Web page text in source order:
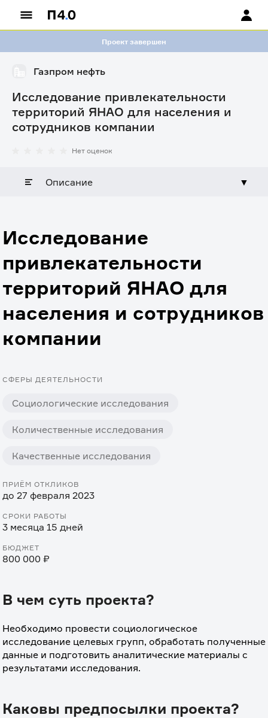
Проект завершен
Газпром нефть
Исследование привлекательности
территорий ЯНАО для населения и
сотрудников компании
Нет оценок
Описание ▼
Исследование
привлекательности
территорий ЯНАО для
населения и сотрудников
компании
СФЕРЫ ДЕЯТЕЛЬНОСТИ
Социологические исследования
Количественные исследования
Качественные исследования
ПРИЁМ ОТКЛИКОВ
до 27 февраля 2023
СРОКИ РАБОТЫ
3 месяца 15 дней
БЮДЖЕТ
800 000 ₽
В чем суть проекта?
Необходимо провести социологическое
исследование целевых групп, обработать полученные
данные и подготовить аналитические материалы с
результатами исследования.
Каковы предпосылки проекта?